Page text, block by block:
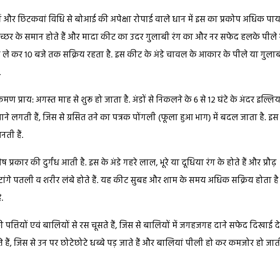
और छिटकवां विधि से बोआई की अपेक्षा रोपाई वाले धान में इस का प्रकोप अधिक
के समान होते हैं और मादा कीट का उदर गुलाबी रंग का और नर सफेद हलके पीले
ले कर 10 बजे तक सक्रिय रहता है. इस कीट के अंडे चावल के आकार के पीले या
प्राय: अगस्त माह से शुरू हो जाता है. अंडों से निकलने के 6 से 12 घंटे के अंदर
लगती हैं, जिस से ग्रसित तने का पत्रक पोंगली (फूला हुआ भाग) में बदल जाता है. इस
हैं.
प्रकार की दुर्गंध आती है. इस के अंडे गहरे लाल, भूरे या दूधिया रंग के होते हैं और प्रौढ़
पतली व शरीर लंबे होते हैं. यह कीट सुबह और शाम के समय अधिक सक्रिय होता
एवं बालियों से रस चूसते हैं, जिस से बालियों में जगहजगह दाने सफेद दिखाई
हैं, जिस से उन पर छोटेछोटे धब्बे पड़ जाते हैं और बालियां पीली हो कर कमजोर हो